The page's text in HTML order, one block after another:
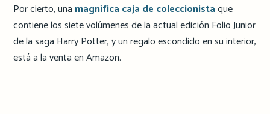
Por cierto, una magnífica caja de coleccionistaque
contiene los siete volúmenes de la actual edición Folio Junior
de la saga Harry Potter, y un regalo escondido en su interior,
está a la venta en Amazon.